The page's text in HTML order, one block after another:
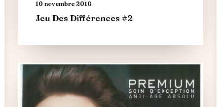
10 novembre 2016
Jeu Des Différences #2